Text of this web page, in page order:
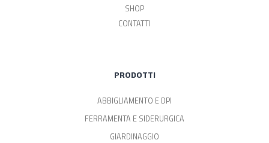
SHOP
CONTATTI
PRODOTTI
ABBIGLIAMENTO E DPI
FERRAMENTA E SIDERURGICA
GIARDINAGGIO